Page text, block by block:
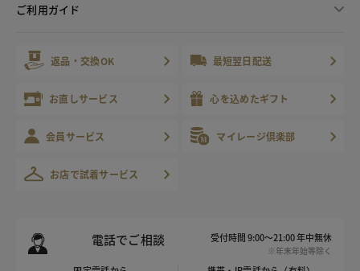
ご利用ガイド
返品・交換OK 最短翌日配送
お直しサービス 心を込めたギフト
会員サービス マイレージ倶楽部
お店で試着サービス
電話でご相談 受付時間 9:00～21:00 年中無休
※年末年始等除く